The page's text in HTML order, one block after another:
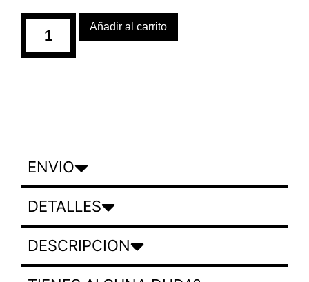
Añadir al carrito
ENVIO
DETALLES
DESCRIPCION